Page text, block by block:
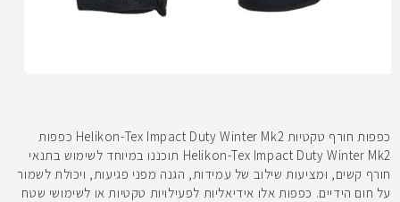
כפפות חורף טקטיות Helikon-Tex Impact Duty Winter Mk2 כפפות
Helikon-Tex Impact Duty Winter Mk2 תוכננו במיוחד לשימוש בתנאי
חורף קשים, ומציעות שילוב של עמידות, הגנה מפני פגיעות, ויכולת לשמור
על חום הידיים. כפפות אלו אידיאליות לפעילויות טקטיות או לשימושי שטח